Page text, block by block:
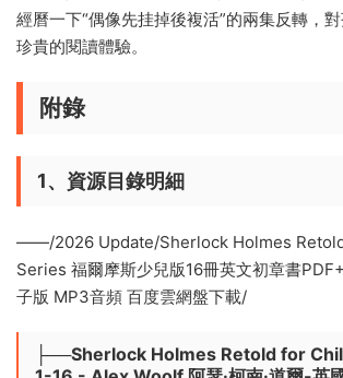
經曆一下“偶像先挂掉後複活”的兩集反轉，
珍貴的閱讀體驗。
附錄
1、資源目錄明細
——/2026 Update/Sherlock Holmes
Series 福爾摩斯少兒版16冊英文初章書
子版 MP3音頻 百度雲網盤下載/
├──Sherlock Holmes Retold for